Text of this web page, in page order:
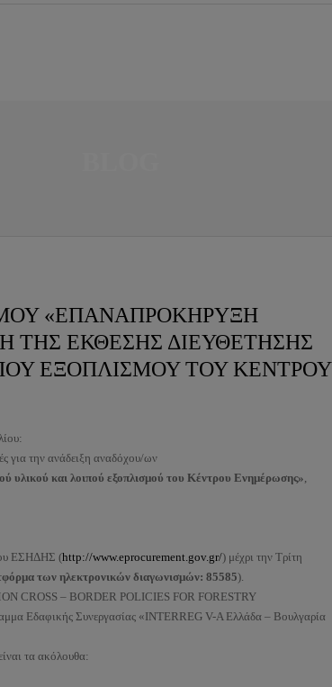
«ΕΠΑΝΑΠΡΟΚΗΡΥΞΗ
ΤΗΣ ΕΚΘΕΣΗΣ ΔΙΕΥΘΕΤΗΣΗΣ
ΕΞΟΠΛΙΣΜΟΥ ΤΟΥ ΚΕΝΤΡΟΥ
για την ανάδειξη αναδόχου/ων
υλικού και λοιπού εξοπλισμού του Κέντρου Ενημέρωσης»,
ΕΣΗΔΗΣ (http://www.eprocurement.gov.gr/) μέχρι την Τρίτη
των ηλεκτρονικών διαγωνισμών: 85585).
CROSS – BORDER POLICIES FOR FORESTRY
Εδαφικής Συνεργασίας «INTERREG V-A Ελλάδα – Βουλγαρία
τα ακόλουθα: